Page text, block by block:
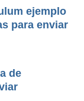
ejemplo
para enviar
de